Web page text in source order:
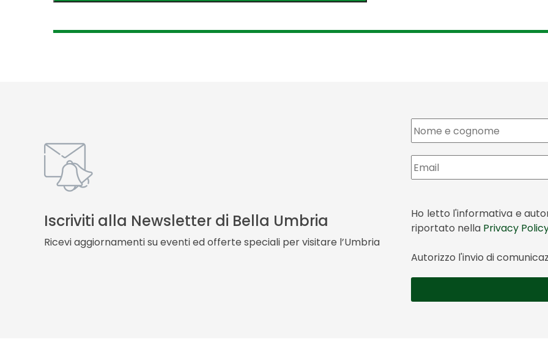
Iscriviti alla Newsletter di Bella Umbria
Ricevi aggiornamenti su eventi ed offerte speciali per visitare l’Umbria
Ho letto l'informativa e
riportato nella Privacy
Autorizzo l'invio di